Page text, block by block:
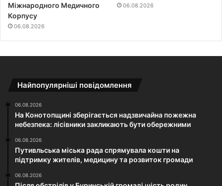
Міжнародного Медичного
Корпусу
06.08.2026
06.08.2026
Найпопулярніші повідомлення
06.08.2026
На Конотопщині зберігається надзвичайна пожежна
небезпека: лісівники закликають бути обережними
06.08.2026
Путивльська міська рада спрямувала кошти на
підтримку жителів, медицину та розвиток громади
06.08.2026